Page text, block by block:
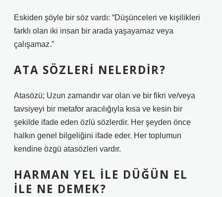
Eskiden şöyle bir söz vardı: “Düşünceleri ve kişilikleri
farklı olan iki insan bir arada yaşayamaz veya
çalışamaz.”
ATA SÖZLERI NELERDIR?
Atasözü; Uzun zamandır var olan ve bir fikri ve/veya
tavsiyeyi bir metafor aracılığıyla kısa ve kesin bir
şekilde ifade eden özlü sözlerdir. Her şeyden önce
halkın genel bilgeliğini ifade eder. Her toplumun
kendine özgü atasözleri vardır.
HARMAN YEL ILE DÜĞÜN EL
ILE NE DEMEK?